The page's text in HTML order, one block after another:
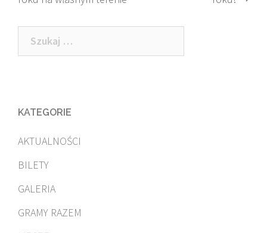
navigation
Szukaj:
KATEGORIE
AKTUALNOŚCI
BILETY
GALERIA
GRAMY RAZEM